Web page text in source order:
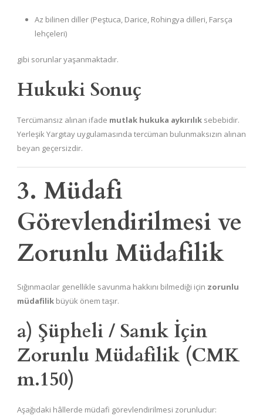
Az bilinen diller (Peştuca, Darice, Rohingya dilleri, Farsça
lehçeleri)
gibi sorunlar yaşanmaktadır.
Hukuki Sonuç
Tercümansız alınan ifade mutlak hukuka aykırılık sebebidir.
Yerleşik Yargıtay uygulamasında tercüman bulunmaksızın alınan
beyan geçersizdir.
3. Müdafi
Görevlendirilmesi ve
Zorunlu Müdafilik
Sığınmacılar genellikle savunma hakkını bilmediği için zorunlu
müdafilik büyük önem taşır.
a) Şüpheli / Sanık İçin
Zorunlu Müdafilik (CMK
m.150)
Aşağıdaki hâllerde müdafi görevlendirilmesi zorunludur: